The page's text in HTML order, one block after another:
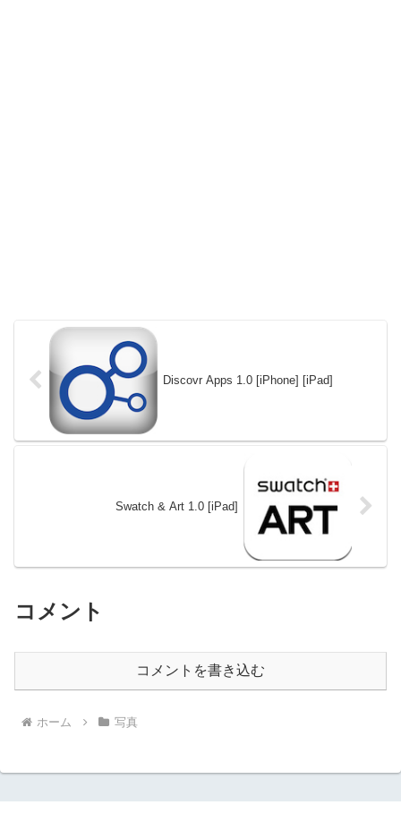
Discovr Apps 1.0 [iPhone] [iPad]
Swatch & Art 1.0 [iPad]
コメント
コメントを書き込む
ホーム 写真